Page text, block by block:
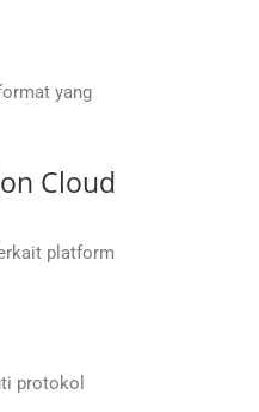
yang
Cloud
platform
protokol